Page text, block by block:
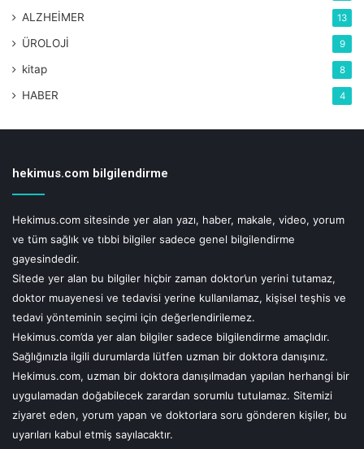
yol açtığı ölümcül hastalıklardan korumak mümkündür.
programlanabildiği için koruyucu önlemler gebelik öncesi,
gebelik sırası ve tüm erken çocukluk çağı boyunca
uygulanmalıdır.
Obezite ve metabolik sendromu önlemek için ilk 1000
günde yapılması gerekenler
ALZHEİMER 13
ÜROLOJİ 9
kitap 8
HABER 4
hekimus.com bilgilendirme
Hekimus.com sitesinde yer alan yazı, haber, makale, video, yorum
ve tüm sağlık ve tıbbi bilgiler sadece genel bilgilendirme
gayesindedir.
Sitede yer alan bu bilgiler hiçbir zaman doktor’un yerini tutamaz,
doktor muayenesi ve tedavisi yerine kullanılamaz, kişisel teşhis ve
tedavi yönteminin seçimi için değerlendirilemez.
Hekimus.com’da yer alan bilgiler sadece bilgilendirme amaçlıdır.
Sağlığınızla ilgili durumlarda lütfen uzman bir doktora danışınız.
Hekimus.com, uzman bir doktora danışılmadan yapılan herhangi bir
uygulamadan doğabilecek zarardan sorumlu tutulamaz. Sitemizi
ziyaret eden, yorum yapan ve doktorlara soru gönderen kişiler, bu
uyarıları kabul etmiş sayılacaktır.